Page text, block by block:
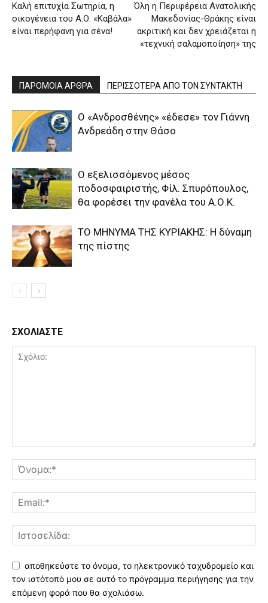
Καλή επιτυχία Σωτηρία, η
οικογένεια του Α.Ο. «Καβάλα»
είναι περήφανη για σένα!
Όλη η Περιφέρεια Ανατολικής
Μακεδονίας-Θράκης είναι
ακριτική και δεν χρειάζεται η
«τεχνική σαλαμοποίηση» της
ΠΑΡΟΜΟΙΑ ΑΡΘΡΑ ΠΕΡΙΣΣΟΤΕΡΑ ΑΠΟ ΤΟΝ ΣΥΝΤΑΚΤΗ
Ο «Ανδροσθένης» «έδεσε» τον Γιάννη
Ανδρεάδη στην Θάσο
Ο εξελισσόμενος μέσος
ποδοσφαιριστής, Φίλ. Σπυρόπουλος,
θα φορέσει την φανέλα του Α.Ο.Κ.
ΤΟ ΜΗΝΥΜΑ ΤΗΣ ΚΥΡΙΑΚΗΣ: Η δύναμη
της πίστης
ΣΧΟΛΙΑΣΤΕ
αποθηκεύστε το όνομα, το ηλεκτρονικό ταχυδρομείο και
τον ιστότοπό μου σε αυτό το πρόγραμμα περιήγησης για την
επόμενη φορά που θα σχολιάσω.